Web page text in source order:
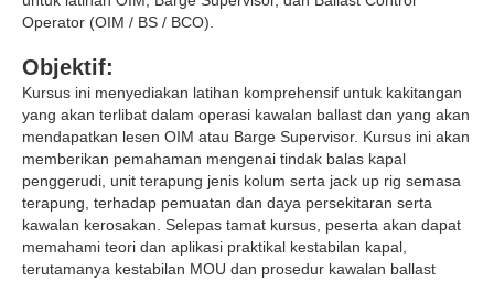
Operator (OIM / BS / BCO).
Objektif:
Kursus ini menyediakan latihan komprehensif untuk kakitangan
yang akan terlibat dalam operasi kawalan ballast dan yang akan
mendapatkan lesen OIM atau Barge Supervisor. Kursus ini akan
memberikan pemahaman mengenai tindak balas kapal
penggerudi, unit terapung jenis kolum serta jack up rig semasa
terapung, terhadap pemuatan dan daya persekitaran serta
kawalan kerosakan. Selepas tamat kursus, peserta akan dapat
memahami teori dan aplikasi praktikal kestabilan kapal,
terutamanya kestabilan MOU dan prosedur kawalan ballast